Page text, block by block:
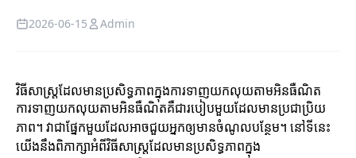
2026-06-15 Admin
វិធីសាស្ត្រដែលមានប្រសិទ្ធភាពក្នុងការទាញយកលុយតាមអិនធឺណិត
ការទាញយកលុយតាមអិនធឺណិតគឺជារបៀបមួយដែលមានប្រជាប្រិយ
ភាព។ វាជាផ្នែកមួយដែលអាចជួយអ្នកឲ្យមានចំណូលបន្ថែម។ នៅទីនេះ
យើងនឹងពិភាក្សាអំពីវិធីសាស្ត្រដែលមានប្រសិទ្ធភាពក្នុង